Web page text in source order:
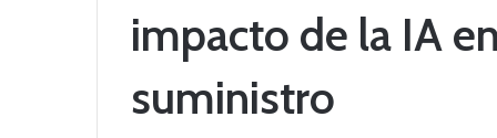
impacto de la IA
suministro